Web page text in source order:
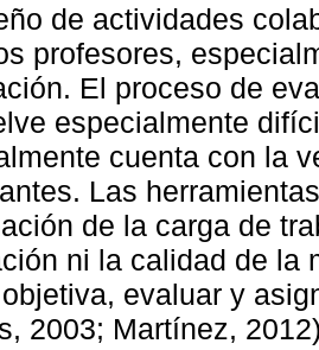
de actividades
profesores,
El proceso de
especialmente
cuenta con la
Las
de la carga de
ni la calidad de la
evaluar y
2003; Martínez,